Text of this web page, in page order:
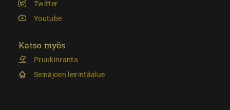
Twitter
Youtube
Katso myös
Pruukinranta
Seinäjoen leirintäalue